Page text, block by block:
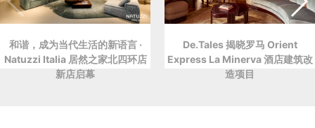
和谐，成为当代生活的新语言 ·
Natuzzi Italia 居然之家北四环店
新店启幕
De.Tales 揭晓罗马 Orient
Express La Minerva 酒店建筑改
造项目